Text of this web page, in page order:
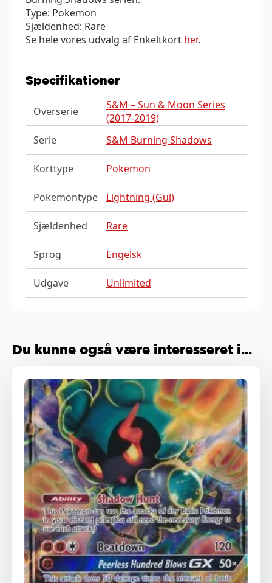
Type: Pokemon
Sjældenhed: Rare
Se hele vores udvalg af Enkeltkort her.
Specifikationer
Overserie
S&M – Sun & Moon Series
(2017-2019)
Serie
S&M Burning Shadows
Korttype Pokemon
Pokemontype Lightning (Gul)
Sjældenhed Rare
Sprog Engelsk
Udgave Unlimited
Du kunne også være interesseret i...